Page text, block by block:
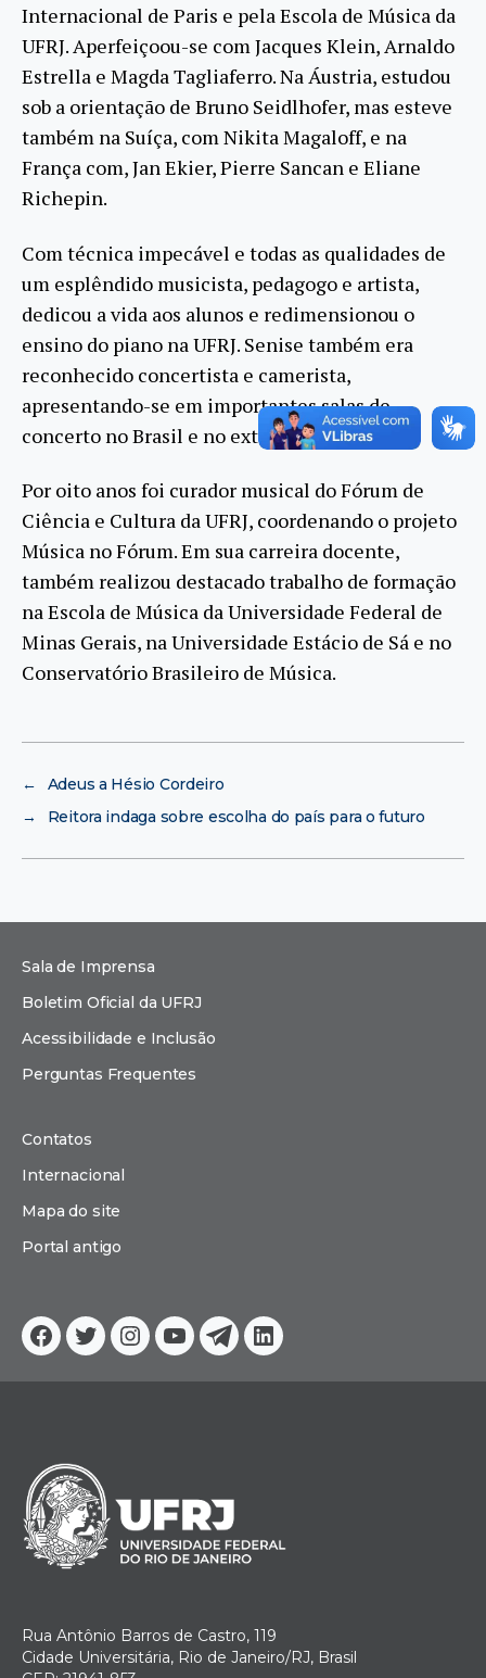
Internacional de Paris e pela Escola de Música da
UFRJ. Aperfeiçoou-se com Jacques Klein, Arnaldo
Estrella e Magda Tagliaferro. Na Áustria, estudou
sob a orientação de Bruno Seidlhofer, mas esteve
também na Suíça, com Nikita Magaloff, e na
França com, Jan Ekier, Pierre Sancan e Eliane
Richepin.
Com técnica impecável e todas as qualidades de
um esplêndido musicista, pedagogo e artista,
dedicou a vida aos alunos e redimensionou o
ensino do piano na UFRJ. Senise também era
reconhecido concertista e camerista,
apresentando-se em importantes salas de
concerto no Brasil e no exterior.
Por oito anos foi curador musical do Fórum de
Ciência e Cultura da UFRJ, coordenando o projeto
Música no Fórum. Em sua carreira docente,
também realizou destacado trabalho de formação
na Escola de Música da Universidade Federal de
Minas Gerais, na Universidade Estácio de Sá e no
Conservatório Brasileiro de Música.
←
Adeus a Hésio Cordeiro
→
Reitora indaga sobre escolha do país para o futuro
Facebook
TwitterInstagram
YouTube
TelegramLinkedin
Sala de Imprensa
Boletim Oficial da UFRJ
Acessibilidade e Inclusão
Perguntas Frequentes
Contatos
Internacional
Mapa do site
Portal antigo
Rua Antônio Barros de Castro, 119
Cidade Universitária, Rio de Janeiro/RJ, Brasil